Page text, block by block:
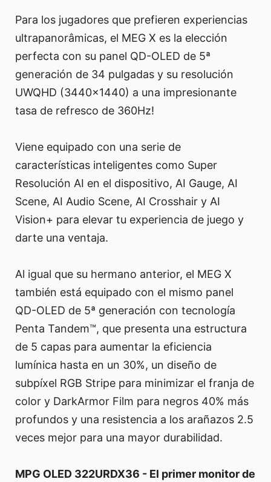
Para los jugadores que prefieren experiencias
ultrapanorâmicas, el MEG X es la elección
perfecta con su panel QD-OLED de 5ª
generación de 34 pulgadas y su resolución
UWQHD (3440x1440) a una impresionante
tasa de refresco de 360Hz!
Viene equipado con una serie de
características inteligentes como Super
Resolución AI en el dispositivo, AI Gauge, AI
Scene, AI Audio Scene, AI Crosshair y AI
Vision+ para elevar tu experiencia de juego y
darte una ventaja.
Al igual que su hermano anterior, el MEG X
también está equipado con el mismo panel
QD-OLED de 5ª generación con tecnología
Penta Tandem™, que presenta una estructura
de 5 capas para aumentar la eficiencia
lumínica hasta en un 30%, un diseño de
subpíxel RGB Stripe para minimizar el franja de
color y DarkArmor Film para negros 40% más
profundos y una resistencia a los arañazos 2.5
veces mejor para una mayor durabilidad.
MPG OLED 322URDX36 - El primer monitor de